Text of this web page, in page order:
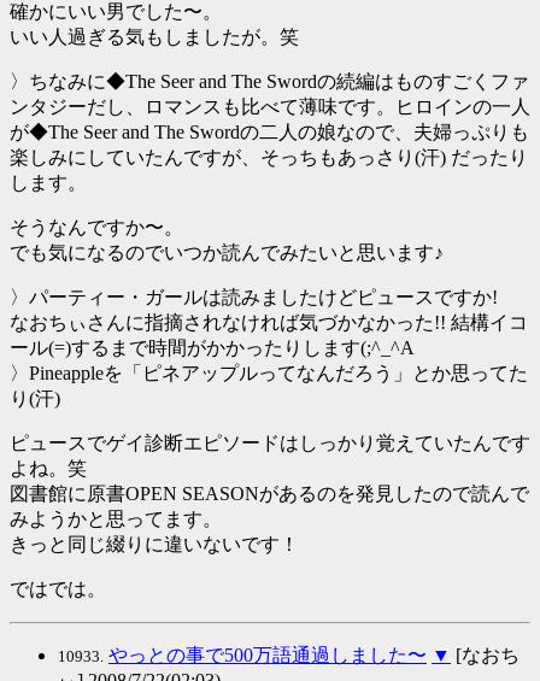
確かにいい男でした〜。
いい人過ぎる気もしましたが。笑
〉ちなみに◆The Seer and The Swordの続編はものすごくファ
ンタジーだし、ロマンスも比べて薄味です。ヒロインの一人
が◆The Seer and The Swordの二人の娘なので、夫婦っぷりも
楽しみにしていたんですが、そっちもあっさり(汗) だったり
します。
そうなんですか〜。
でも気になるのでいつか読んでみたいと思います♪
〉パーティー・ガールは読みましたけどピュースですか!
なおちぃさんに指摘されなければ気づかなかった!! 結構イコ
ール(=)するまで時間がかかったりします(;^_^A
〉Pineappleを「ピネアップルってなんだろう」とか思ってた
り(汗)
ピュースでゲイ診断エピソードはしっかり覚えていたんです
よね。笑
図書館に原書OPEN SEASONがあるのを発見したので読んで
みようかと思ってます。
きっと同じ綴りに違いないです！
ではでは。
10933. やっとの事で500万語通過しました〜 ▼ [なおち